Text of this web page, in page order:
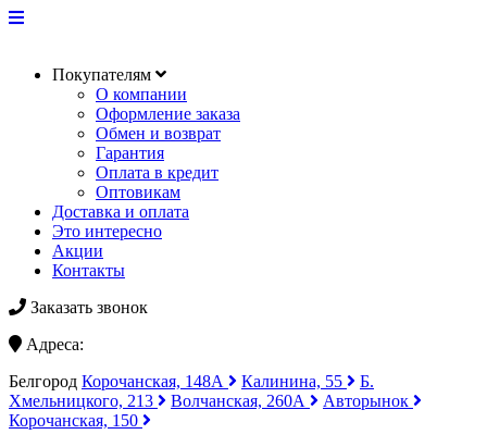
Покупателям
О компании
Оформление заказа
Обмен и возврат
Гарантия
Оплата в кредит
Оптовикам
Доставка и оплата
Это интересно
Акции
Контакты
Заказать звонок
Адреса:
Белгород Корочанская, 148А Калинина, 55
Б.
Хмельницкого, 213
Волчанская, 260А
Авторынок
Корочанская, 150